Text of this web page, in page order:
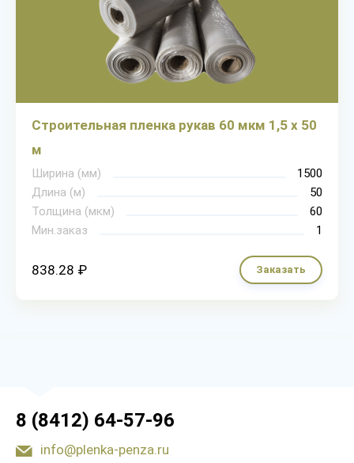
Строительная пленка рукав 60 мкм 1,5 х 50
м
Ширина (мм)
1500
Длина (м)
50
Толщина (мкм)
60
Мин.заказ
1
838.28 ₽ Заказать
8 (8412) 64-57-96
info@plenka-penza.ru